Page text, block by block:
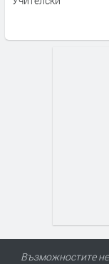
Възможностите не